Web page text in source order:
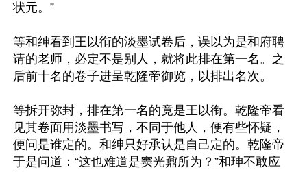
状元。”
等和绅看到王以衔的淡墨试卷后，误以为是和府聘
请的老师，必定不是别人，就将此排在第一名。之
后前十名的卷子进呈乾隆帝御览，以排出名次。
等拆开弥封，排在第一名的竟是王以衔。乾隆帝看
见其卷面用淡墨书写，不同于他人，便有些怀疑，
便问是谁定的。和绅只好承认是自己定的。乾隆帝
于是问道：“这也难道是窦光鼐所为？”和珅不敢应